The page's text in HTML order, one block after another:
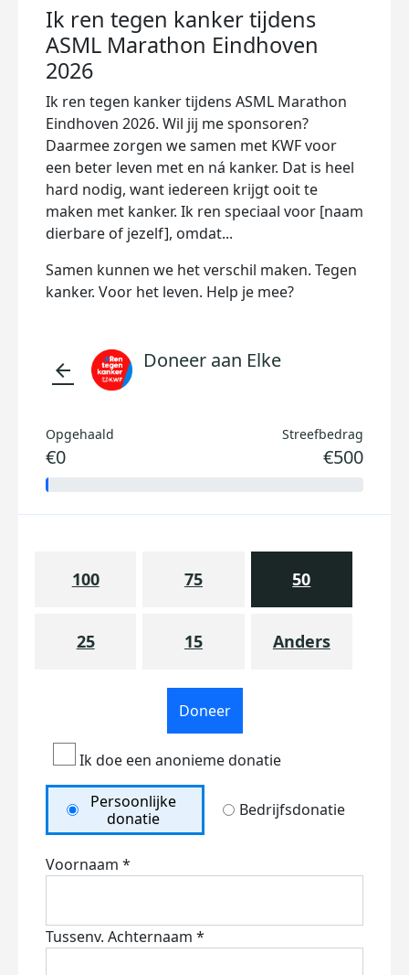
Ik ren tegen kanker tijdens
ASML Marathon Eindhoven
2026
Ik ren tegen kanker tijdens ASML Marathon
Eindhoven 2026. Wil jij me sponsoren?
Daarmee zorgen we samen met KWF voor
een beter leven met en ná kanker. Dat is heel
hard nodig, want iedereen krijgt ooit te
maken met kanker. Ik ren speciaal voor [naam
dierbare of jezelf], omdat...
Samen kunnen we het verschil maken. Tegen
kanker. Voor het leven. Help je mee?
arrow_back Doneer aan Elke
Opgehaald
€0
Streefbedrag
€500
100 75 50
25 15 Anders
Doneer
Ik doe een anonieme donatie
Persoonlijke
donatie
Bedrijfsdonatie
Voornaam *
Tussenv. Achternaam *